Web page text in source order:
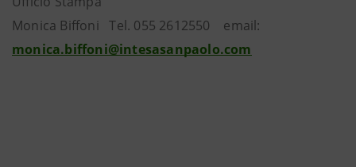
Monica Biffoni Tel. 055 2612550 email:
monica.biffoni@intesasanpaolo.com